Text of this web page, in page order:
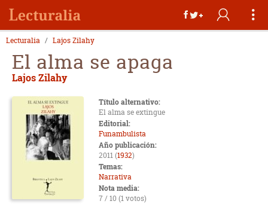
Lecturalia Lajos Zilahy
El alma se apaga
Lajos Zilahy
Título alternativo:
El alma se extingue
Editorial:
Funambulista
Año publicación:
2011 (1932)
Temas:
Narrativa
Nota media:
7 / 10 (1 votos)